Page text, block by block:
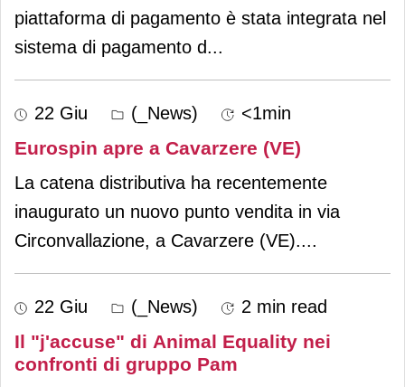
piattaforma di pagamento è stata integrata nel
sistema di pagamento d...
22 Giu (_News) <1min
Eurospin apre a Cavarzere (VE)
La catena distributiva ha recentemente
inaugurato un nuovo punto vendita in via
Circonvallazione, a Cavarzere (VE)....
22 Giu (_News) 2 min read
Il "j'accuse" di Animal Equality nei
confronti di gruppo Pam